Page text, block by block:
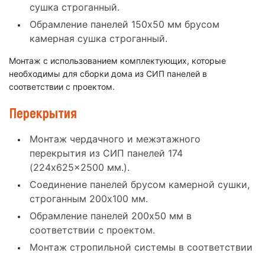
сушка строганный.
Обрамление панелей 150x50 мм брусом
камерная сушка строганный.
Монтаж с использованием комплектующих, которые
необходимы для сборки дома из СИП панелей в
соответствии с проектом.
Перекрытия
Монтаж чердачного и межэтажного
перекрытия из СИП панелей 174
(224x625x2500 мм.).
Соединение панелей брусом камерной сушки,
строганным 200x100 мм.
Обрамление панелей 200x50 мм в
соответствии с проектом.
Монтаж стропильной системы в соответствии